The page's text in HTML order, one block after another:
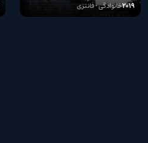
2019خانوادگی • فانتزی